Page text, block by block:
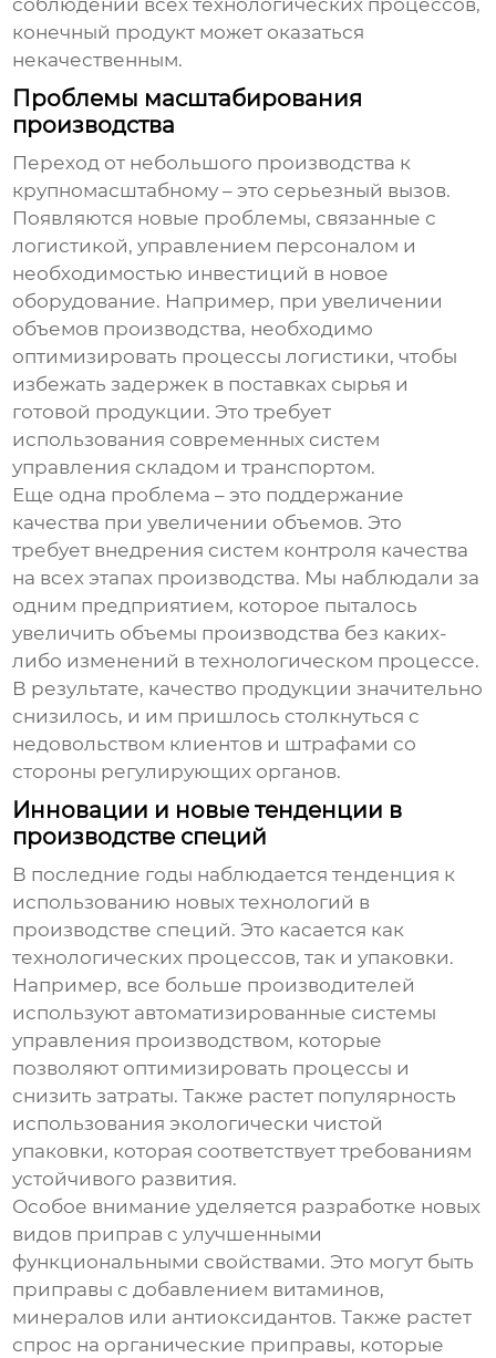
соблюдении всех технологических процессов,
конечный продукт может оказаться
некачественным.
Проблемы масштабирования
производства
Переход от небольшого производства к
крупномасштабному – это серьезный вызов.
Появляются новые проблемы, связанные с
логистикой, управлением персоналом и
необходимостью инвестиций в новое
оборудование. Например, при увеличении
объемов производства, необходимо
оптимизировать процессы логистики, чтобы
избежать задержек в поставках сырья и
готовой продукции. Это требует
использования современных систем
управления складом и транспортом.
Еще одна проблема – это поддержание
качества при увеличении объемов. Это
требует внедрения систем контроля качества
на всех этапах производства. Мы наблюдали за
одним предприятием, которое пыталось
увеличить объемы производства без каких-
либо изменений в технологическом процессе.
В результате, качество продукции значительно
снизилось, и им пришлось столкнуться с
недовольством клиентов и штрафами со
стороны регулирующих органов.
Инновации и новые тенденции в
производстве специй
В последние годы наблюдается тенденция к
использованию новых технологий в
производстве специй. Это касается как
технологических процессов, так и упаковки.
Например, все больше производителей
используют автоматизированные системы
управления производством, которые
позволяют оптимизировать процессы и
снизить затраты. Также растет популярность
использования экологически чистой
упаковки, которая соответствует требованиям
устойчивого развития.
Особое внимание уделяется разработке новых
видов приправ с улучшенными
функциональными свойствами. Это могут быть
приправы с добавлением витаминов,
минералов или антиоксидантов. Также растет
спрос на органические приправы, которые